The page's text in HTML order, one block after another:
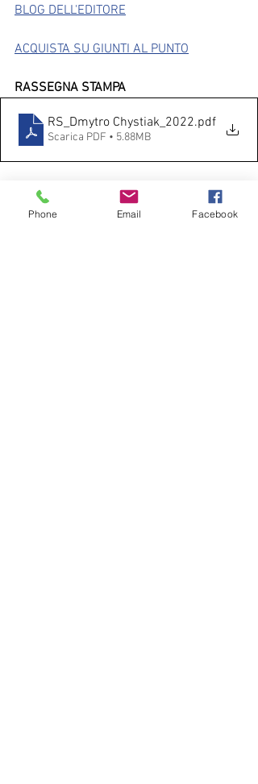
BLOG DELL'EDITORE
ACQUISTA SU GIUNTI AL PUNTO
RASSEGNA STAMPA
RS_Dmytro Chystiak_2022.pdf
Scarica PDF • 5.88MB
Phone Email Facebook